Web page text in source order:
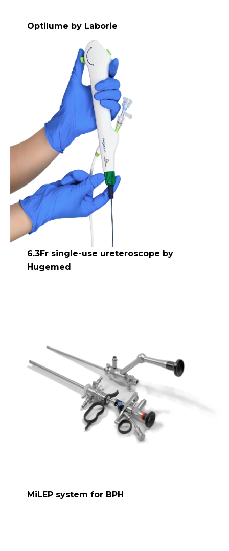
Optilume by Laborie
6.3Fr single-use ureteroscope by
Hugemed
MiLEP system for BPH